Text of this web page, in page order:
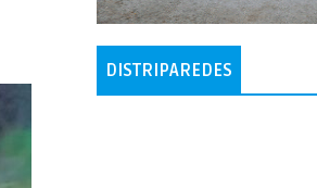
DISTRIPAREDES